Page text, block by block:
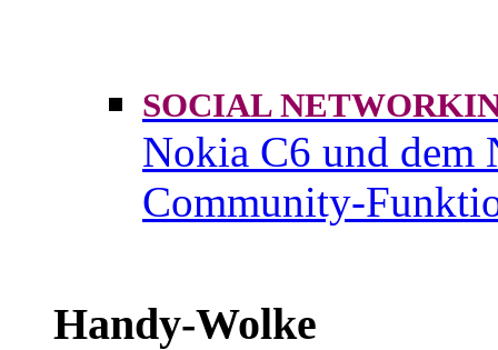
SOCIAL
Nokia C6 und dem
Community-
Handy-Wolke